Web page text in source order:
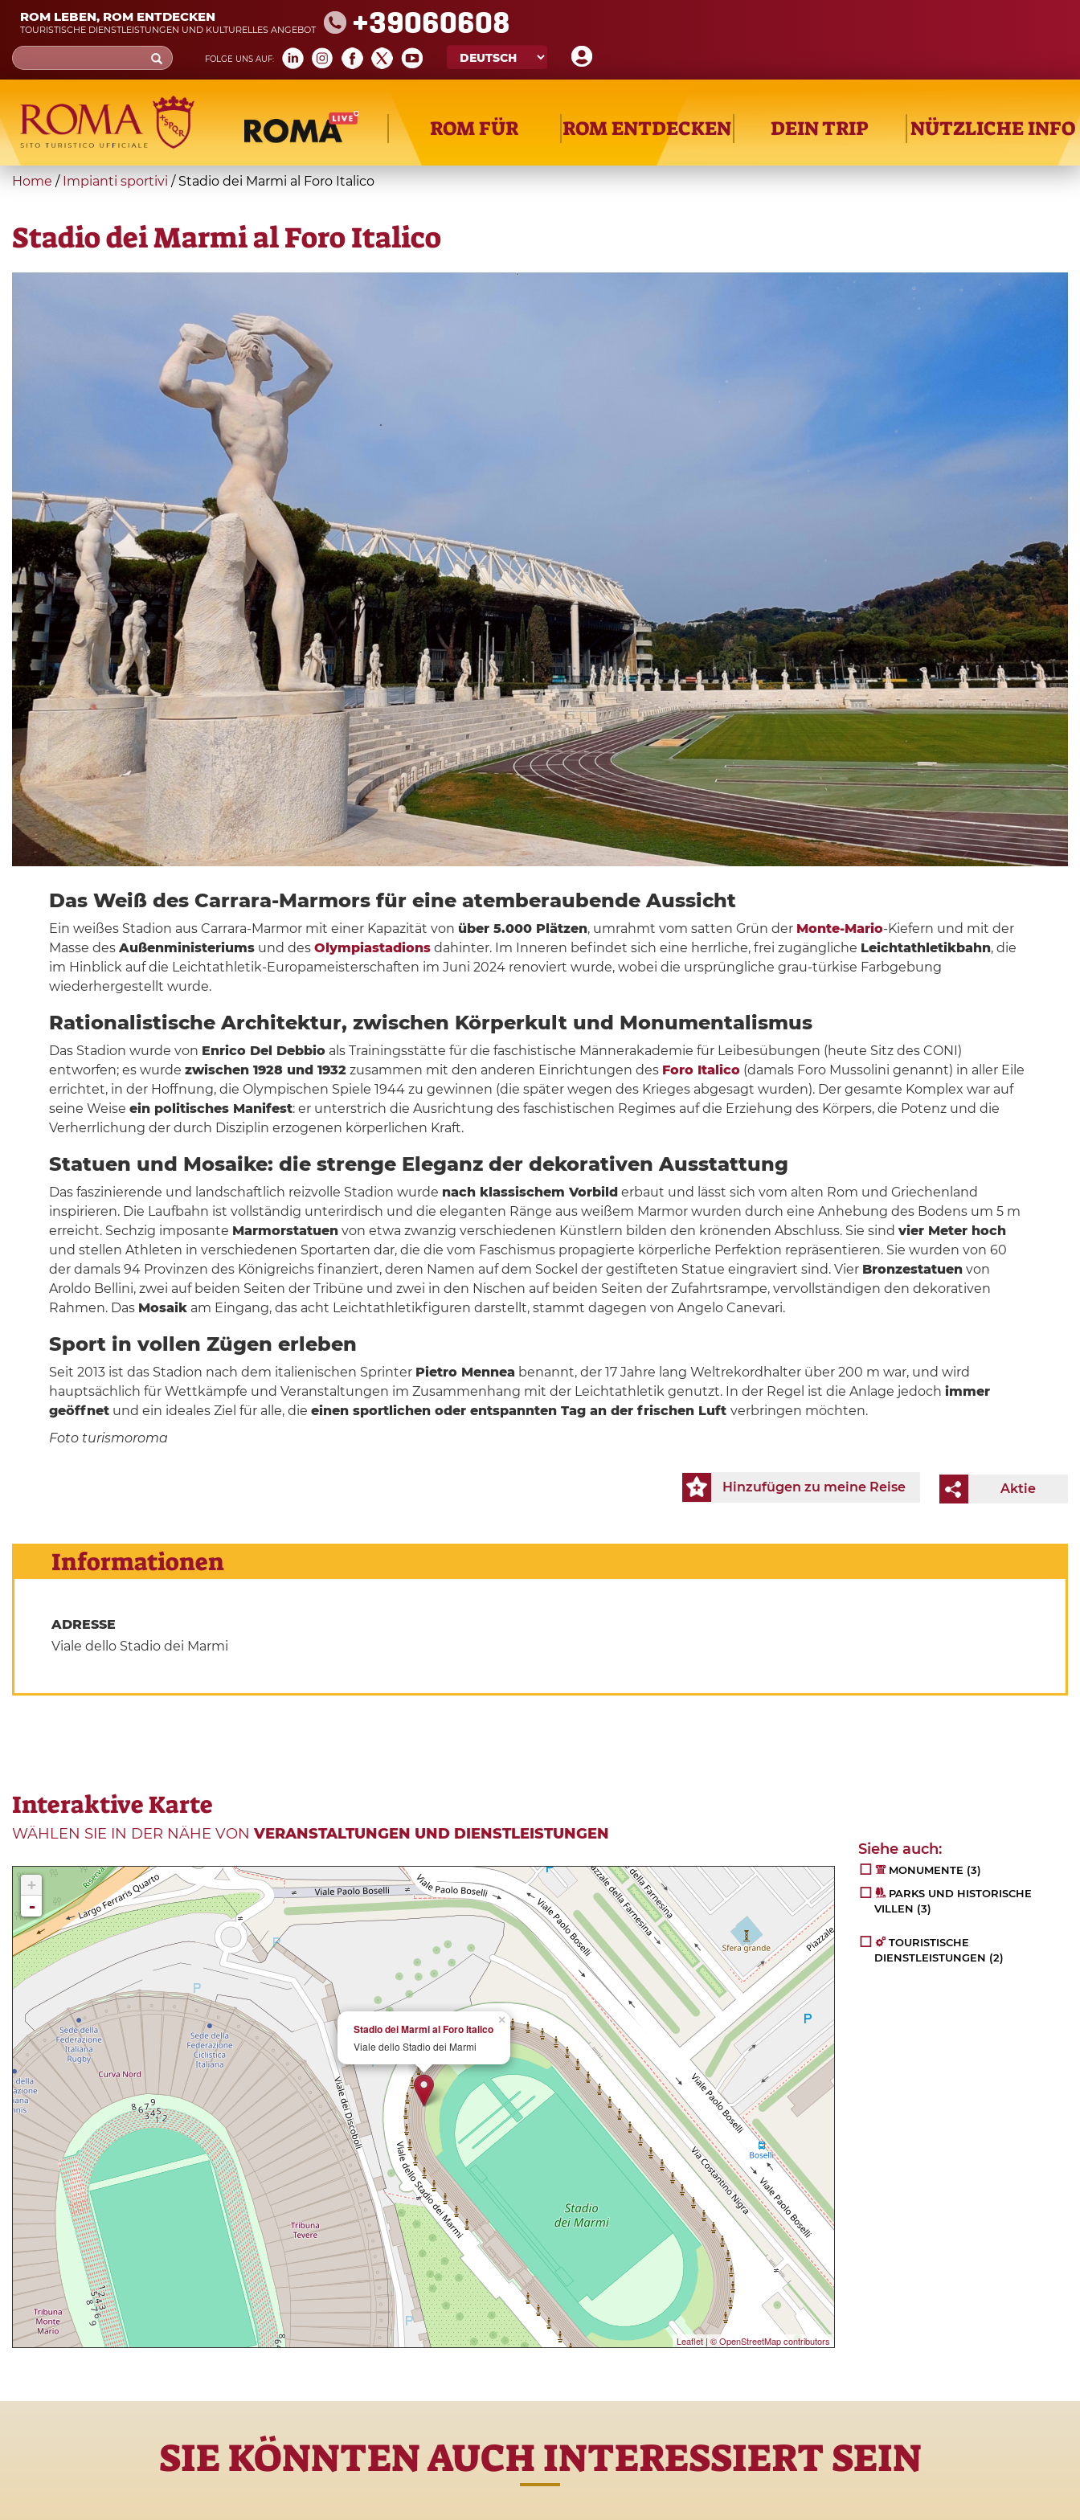
Skip
main
content
ROM LEBEN, ROM ENTDECKEN
TOURISTISCHE DIENSTLEISTUNGEN UND KULTURELLES ANGEBOT +39060608
FOLGE UNS AUF:
Search
form
Suche
ROM FÜR ROM ENTDECKEN DEIN TRIP NÜTZLICHE INFO
You
here
Home / Impianti sportivi / Stadio dei Marmi al Foro Italico
Stadio dei Marmi al Foro Italico
Das Weiß des Carrara-Marmors für eine atemberaubende Aussicht
Ein weißes Stadion aus Carrara-Marmor mit einer Kapazität von über 5.000 Plätzen, umrahmt vom satten Grün der Monte-Mario-Kiefern und mit der
Masse des Außenministeriumsund des Olympiastadions dahinter. Im Inneren befindet sich eine herrliche, frei zugängliche Leichtathletikbahn, die
im Hinblick auf die Leichtathletik-Europameisterschaften im Juni 2024 renoviert wurde, wobei die ursprüngliche grau-türkise Farbgebung
wiederhergestellt wurde.
Rationalistische Architektur, zwischen Körperkult und Monumentalismus
Das Stadion wurde von Enrico Del Debbioals Trainingsstätte für die faschistische Männerakademie für Leibesübungen (heute Sitz des CONI)
entworfen; es wurde zwischen 1928 und 1932zusammen mit den anderen Einrichtungen des Foro Italico(damals Foro Mussolini genannt) in aller Eile
errichtet, in der Hoffnung, die Olympischen Spiele 1944 zu gewinnen (die später wegen des Krieges abgesagt wurden). Der gesamte Komplex war auf
seine Weise ein politisches Manifest: er unterstrich die Ausrichtung des faschistischen Regimes auf die Erziehung des Körpers, die Potenz und die
Verherrlichung der durch Disziplin erzogenen körperlichen Kraft.
Statuen und Mosaike: die strenge Eleganz der dekorativen Ausstattung
Das faszinierende und landschaftlich reizvolle Stadion wurde nach klassischem Vorbilderbaut und lässt sich vom alten Rom und Griechenland
inspirieren. Die Laufbahn ist vollständig unterirdisch und die eleganten Ränge aus weißem Marmor wurden durch eine Anhebung des Bodens um 5 m
erreicht. Sechzig imposante Marmorstatuenvon etwa zwanzig verschiedenen Künstlern bilden den krönenden Abschluss. Sie sind vier Meter hoch
und stellen Athleten in verschiedenen Sportarten dar, die die vom Faschismus propagierte körperliche Perfektion repräsentieren. Sie wurden von 60
der damals 94 Provinzen des Königreichs finanziert, deren Namen auf dem Sockel der gestifteten Statue eingraviert sind. Vier Bronzestatuenvon
Aroldo Bellini, zwei auf beiden Seiten der Tribüne und zwei in den Nischen auf beiden Seiten der Zufahrtsrampe, vervollständigen den dekorativen
Rahmen. Das Mosaikam Eingang, das acht Leichtathletikfiguren darstellt, stammt dagegen von Angelo Canevari.
Sport in vollen Zügen erleben
Seit 2013 ist das Stadion nach dem italienischen Sprinter Pietro Mennea benannt, der 17 Jahre lang Weltrekordhalter über 200 m war, und wird
hauptsächlich für Wettkämpfe und Veranstaltungen im Zusammenhang mit der Leichtathletik genutzt. In der Regel ist die Anlage jedoch immer
geöffnetund ein ideales Ziel für alle, die einen sportlichen oder entspannten Tag an der frischen Luft verbringen möchten.
Foto turismoroma
Aktie
Hinzufügen zu meine Reise
Informationen
ADRESSE
Viale dello Stadio dei Marmi
Interaktive Karte
WÄHLEN SIE IN DER NÄHE VON VERANSTALTUNGEN UND DIENSTLEISTUNGEN
×
Stadio dei Marmi al Foro Italico
Viale dello Stadio dei Marmi
+
-
Leaflet | © OpenStreetMap contributors
MONUMENTE (3)
PARKS UND HISTORISCHE
VILLEN (3)
TOURISTISCHE
DIENSTLEISTUNGEN (2)
SIE KÖNNTEN AUCH INTERESSIERT SEIN